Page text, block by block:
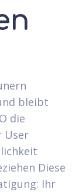
bleibt
die
User
Diese
Ihr